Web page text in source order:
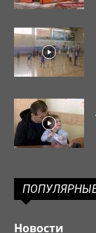
Новости